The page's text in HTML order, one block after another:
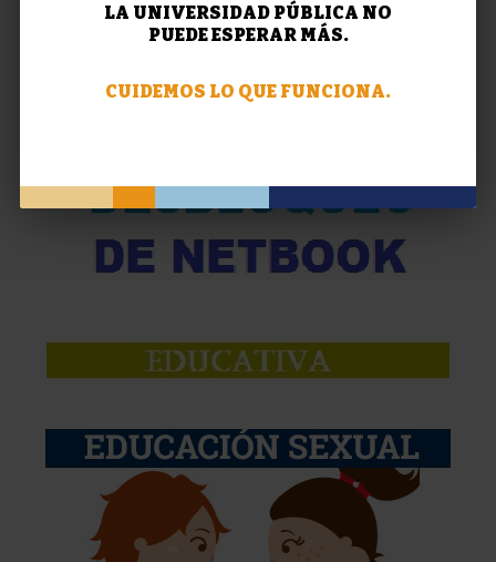
LA UNIVERSIDAD PÚBLICA NO
PUEDE ESPERAR MÁS.
CUIDEMOS LO QUE FUNCIONA.